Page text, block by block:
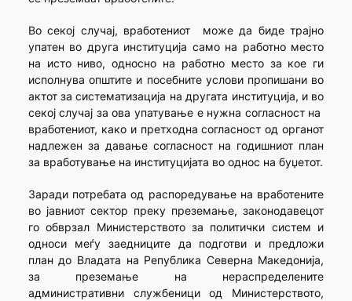
Во секој случај, вработениот може да биде трајно
упатен во друга институција само на работно место
на исто ниво, односно на работно место за кое ги
исполнува општите и посебните услови пропишани во
актот за систематизација на другата институција, и во
секој случај за ова упатување е нужна согласност на
вработениот, како и претходна согласност од органот
надлежен за давање согласност на годишниот план
за вработување на институцијата во однос на буџетот.
Заради потребата од распоредување на вработените
во јавниот сектор преку преземање, законодавецот
го обврзал Министерството за политички систем и
односи меѓу заедниците да подготви и предложи
план до Владата на Република Северна Македонија,
за преземање на нераспределените
административни службеници од Министерството,